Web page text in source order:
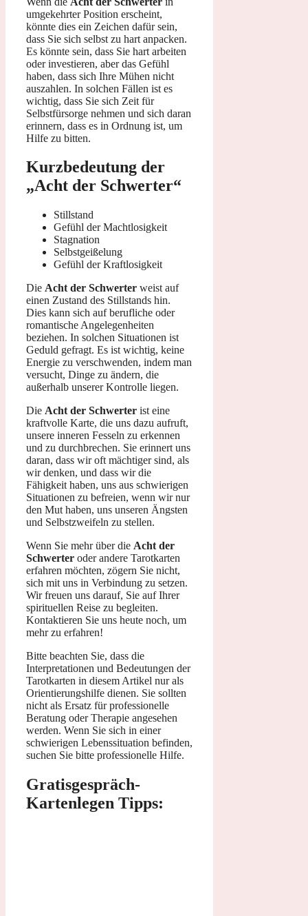
umgekehrter Position erscheint,
könnte dies ein Zeichen dafür sein,
dass Sie sich selbst zu hart anpacken.
Es könnte sein, dass Sie hart arbeiten
oder investieren, aber das Gefühl
haben, dass sich Ihre Mühen nicht
auszahlen. In solchen Fällen ist es
wichtig, dass Sie sich Zeit für
Selbstfürsorge nehmen und sich daran
erinnern, dass es in Ordnung ist, um
Hilfe zu bitten.
Kurzbedeutung der
„Acht der Schwerter“
Stillstand
Gefühl der Machtlosigkeit
Stagnation
Selbstgeißelung
Gefühl der Kraftlosigkeit
Die Acht der Schwerter weist auf
einen Zustand des Stillstands hin.
Dies kann sich auf berufliche oder
romantische Angelegenheiten
beziehen. In solchen Situationen ist
Geduld gefragt. Es ist wichtig, keine
Energie zu verschwenden, indem man
versucht, Dinge zu ändern, die
außerhalb unserer Kontrolle liegen.
Die Acht der Schwerter ist eine
kraftvolle Karte, die uns dazu aufruft,
unsere inneren Fesseln zu erkennen
und zu durchbrechen. Sie erinnert uns
daran, dass wir oft mächtiger sind, als
wir denken, und dass wir die
Fähigkeit haben, uns aus schwierigen
Situationen zu befreien, wenn wir nur
den Mut haben, uns unseren Ängsten
und Selbstzweifeln zu stellen.
Wenn Sie mehr über die Acht der
Schwerter oder andere Tarotkarten
erfahren möchten, zögern Sie nicht,
sich mit uns in Verbindung zu setzen.
Wir freuen uns darauf, Sie auf Ihrer
spirituellen Reise zu begleiten.
Kontaktieren Sie uns heute noch, um
mehr zu erfahren!
Bitte beachten Sie, dass die
Interpretationen und Bedeutungen der
Tarotkarten in diesem Artikel nur als
Orientierungshilfe dienen. Sie sollten
nicht als Ersatz für professionelle
Beratung oder Therapie angesehen
werden. Wenn Sie sich in einer
schwierigen Lebenssituation befinden,
suchen Sie bitte professionelle Hilfe.
Gratisgespräch-
Kartenlegen Tipps: